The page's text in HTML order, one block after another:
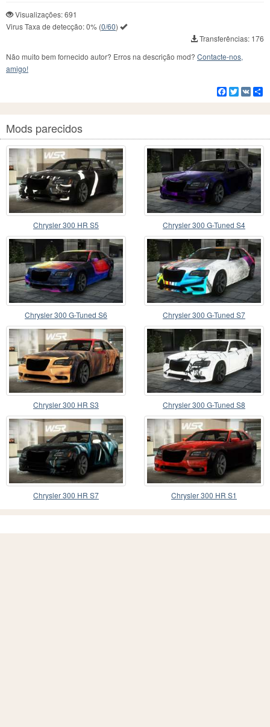
Visualizações: 691
Virus Taxa de detecção:0% (0/60)
Transferências: 176
Não muito bem fornecido autor? Erros na descrição mod? Contacte-nos,
amigo!
Facebook
Twitter
VK
Mods parecidos
Chrysler 300 HR S5 Chrysler 300 G-Tuned S4
Chrysler 300 G-Tuned S6 Chrysler 300 G-Tuned S7
Chrysler 300 HR S3 Chrysler 300 G-Tuned S8
Chrysler 300 HR S7 Chrysler 300 HR S1